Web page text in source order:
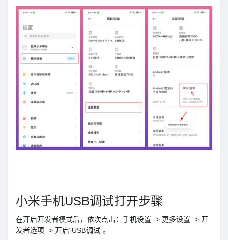
小米手机USB调试打开步骤
在开启开发者模式后，依次点击：手机设置 -> 更多设置 -> 开
发者选项 -> 开启“USB调试”。